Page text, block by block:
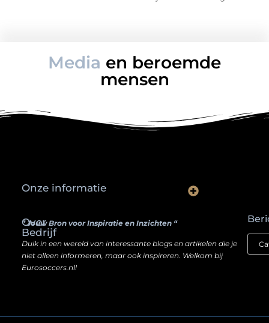
Media en beroemde
mensen
Over
Bedrijf
” Jouw Bron voor Inspiratie en Inzichten “
Duik in een wereld van interessante blogs en artikelen die je
niet alleen informeren, maar ook inspireren. Welkom bij
Eurosoccers.nl!
Onze informatie